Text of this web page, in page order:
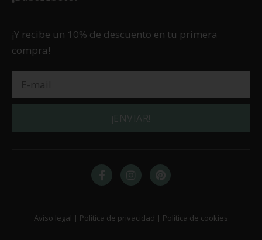
LEER MÁS